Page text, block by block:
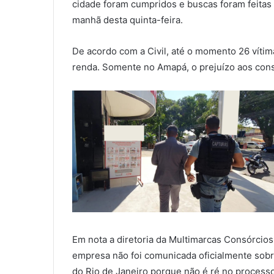
cidade foram cumpridos e buscas foram
manhã desta quinta-feira.
De acordo com a Civil, até o momento 26
renda. Somente no Amapá, o prejuízo aos
Em nota a diretoria da Multimarcas
empresa não foi comunicada oficialmente
do Rio de Janeiro porque não é ré no